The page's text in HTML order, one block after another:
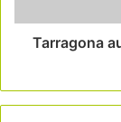
Tarragona